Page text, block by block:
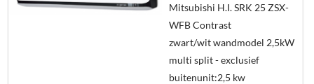
Offerte
In
winkelmand
Mitsubishi H.I. SRK 25 ZSX-
WFB Contrast
zwart/wit wandmodel 2,5kW
multi split - exclusief
buitenunit:2,5 kw